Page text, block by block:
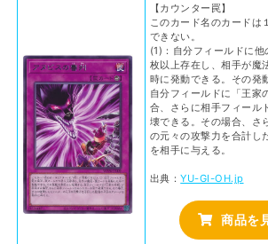
【カウンター罠】
このカード名のカードは
できない。
(1)：自分フィールドに他
枚以上存在し、相手が魔
時に発動できる。その発
自分フィールドに「王家
合、さらに相手フィール
壊できる。その場合、さ
の元々の攻撃力を合計し
を相手に与える。
出典：YU-GI-OH.jp
商品を